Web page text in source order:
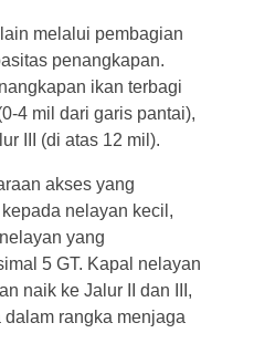
melalui pembagian
penangkapan.
ikan terbagi
4 mil dari garis pantai),
III (di atas 12 mil).
akses yang
nelayan kecil,
yang
5 GT. Kapal nelayan
naik ke Jalur II dan III,
rangka menjaga